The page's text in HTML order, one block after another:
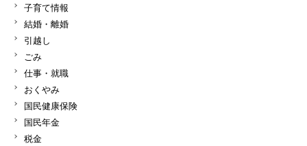
子育て情報
結婚・離婚
引越し
ごみ
仕事・就職
おくやみ
国民健康保険
国民年金
税金